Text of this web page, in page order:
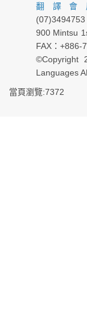
翻譯
900 Mintsu
FAX：
©Copyright
Languages
當頁瀏覽:7372